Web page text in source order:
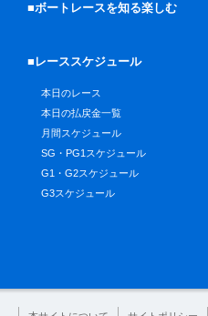
■ボートレースを知る楽しむ
■レーススケジュール
本日のレース
本日の払戻金一覧
月間スケジュール
SG・PG1スケジュール
G1・G2スケジュール
G3スケジュール